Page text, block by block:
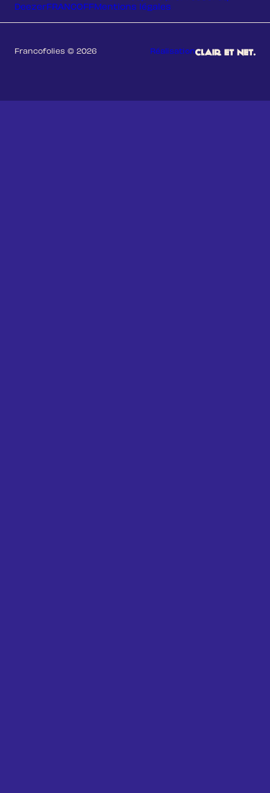
DeezerFRANCOFFMentions légales
Francofolies © 2026 Réalisation